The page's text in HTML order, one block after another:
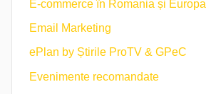
E-commerce în Romania și Europa
Email Marketing
ePlan by Știrile ProTV & GPeC
Evenimente recomandate